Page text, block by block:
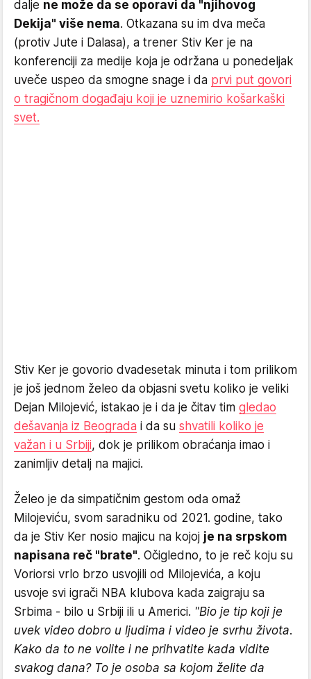
dalje ne može da se oporavi da "njihovog
Dekija" više nema. Otkazana su im dva meča
(protiv Jute i Dalasa), a trener Stiv Ker je na
konferenciji za medije koja je održana u ponedeljak
uveče uspeo da smogne snage i da prvi put govori
o tragičnom događaju koji je uznemirio košarkaški
svet.
Stiv Ker je govorio dvadesetak minuta i tom prilikom
je još jednom želeo da objasni svetu koliko je veliki
Dejan Milojević, istakao je i da je čitav tim gledao
dešavanja iz Beograda i da su shvatili koliko je
važan i u Srbiji, dok je prilikom obraćanja imao i
zanimljiv detalj na majici.
Želeo je da simpatičnim gestom oda omaž
Milojeviću, svom saradniku od 2021. godine, tako
da je Stiv Ker nosio majicu na kojoj je na srpskom
napisana reč "brate". Očigledno, to je reč koju su
Voriorsi vrlo brzo usvojili od Milojevića, a koju
usvoje svi igrači NBA klubova kada zaigraju sa
Srbima - bilo u Srbiji ili u Americi. "Bio je tip koji je
uvek video dobro u ljudima i video je svrhu života.
Kako da to ne volite i ne prihvatite kada vidite
svakog dana? To je osoba sa kojom želite da